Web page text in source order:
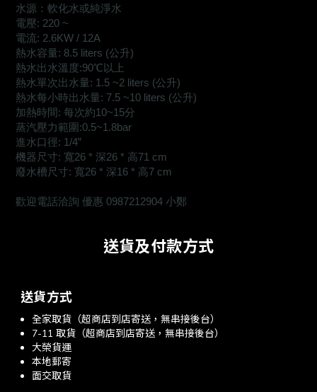
水源：軟化水或純淨水
電壓: 220 ~
電流: 2.6KW / 12A
熱水容量: 8.5 liters (公升)
熱水出水溫度:90℃以上
熱水單次出水量: 1.5 ~2 liters (公升)
熱水每小時出水量: 7.5 ~10 liters (公升)
加熱時間: 每次約10~15分
蒸汽壓力範圍:0.5~1.8bar
進水口徑: 1/4”
機器尺寸: 寬26 * 深26 * 高71 cm
廢水槽尺寸: 寬26 * 深16 * 高7 cm
歡迎電話洽詢 優惠 0987212904 小鄭
送貨及付款方式
送貨方式
全家取貨（超商店到店寄送，無串接後台）
7-11 取貨（超商店到店寄送，無串接後台）
大榮貨運
本地郵寄
面交取貨